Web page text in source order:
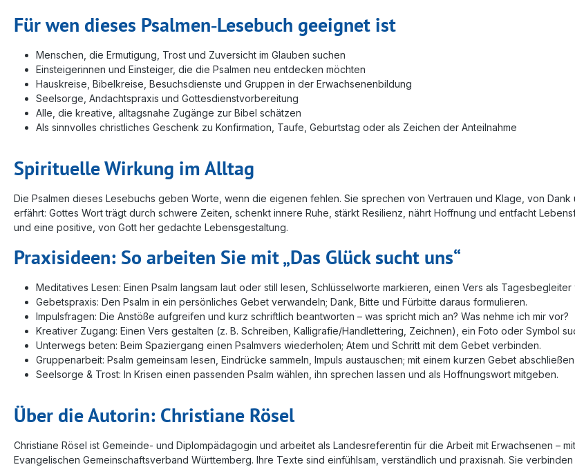
Für wen dieses Psalmen‑Lesebuch geeignet ist
Menschen, die Ermutigung, Trost und Zuversicht im Glauben suchen
Einsteigerinnen und Einsteiger, die die Psalmen neu entdecken möchten
Hauskreise, Bibelkreise, Besuchsdienste und Gruppen in der Erwachsenenbildung
Seelsorge, Andachtspraxis und Gottesdienstvorbereitung
Alle, die kreative, alltagsnahe Zugänge zur Bibel schätzen
Als sinnvolles christliches Geschenk zu Konfirmation, Taufe, Geburtstag oder als Zeichen der Anteilnahme
Spirituelle Wirkung im Alltag
Die Psalmen dieses Lesebuchs geben Worte, wenn die eigenen fehlen. Sie sprechen von Vertrauen und Klage, von
erfährt: Gottes Wort trägt durch schwere Zeiten, schenkt innere Ruhe, stärkt Resilienz, nährt Hoffnung und entfacht
und eine positive, von Gott her gedachte Lebensgestaltung.
Praxisideen: So arbeiten Sie mit „Das Glück sucht uns“
Meditatives Lesen: Einen Psalm langsam laut oder still lesen, Schlüsselworte markieren, einen Vers als Tagesbegleiter
Gebetspraxis: Den Psalm in ein persönliches Gebet verwandeln; Dank, Bitte und Fürbitte daraus formulieren.
Impulsfragen: Die Anstöße aufgreifen und kurz schriftlich beantworten – was spricht mich an? Was nehme ich mir vor?
Kreativer Zugang: Einen Vers gestalten (z. B. Schreiben, Kalligrafie/Handlettering, Zeichnen), ein Foto oder Symbol
Unterwegs beten: Beim Spaziergang einen Psalmvers wiederholen; Atem und Schritt mit dem Gebet verbinden.
Gruppenarbeit: Psalm gemeinsam lesen, Eindrücke sammeln, Impuls austauschen; mit einem kurzen Gebet abschließen.
Seelsorge & Trost: In Krisen einen passenden Psalm wählen, ihn sprechen lassen und als Hoffnungswort mitgeben.
Über die Autorin: Christiane Rösel
Christiane Rösel ist Gemeinde‑ und Diplompädagogin und arbeitet als Landesreferentin für die Arbeit mit Erwachsenen –
Evangelischen Gemeinschaftsverband Württemberg. Ihre Texte sind einfühlsam, verständlich und praxisnah. Sie